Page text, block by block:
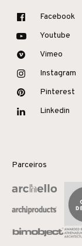
Facebook
Youtube
Vimeo
Instagram
Pinterest
Linkedin
Parceiros